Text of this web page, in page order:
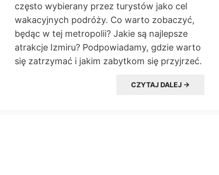
często wybierany przez turystów jako cel
wakacyjnych podróży. Co warto zobaczyć,
będąc w tej metropolii? Jakie są najlepsze
atrakcje Izmiru? Podpowiadamy, gdzie warto
się zatrzymać i jakim zabytkom się przyjrzeć.
CZYTAJ DALEJ →